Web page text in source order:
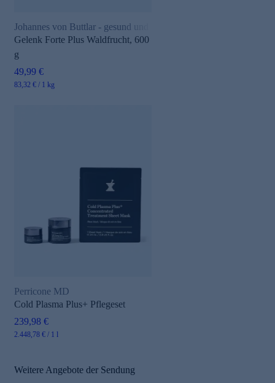
Johannes von Buttlar - gesund und aktiv
Gelenk Forte Plus Waldfrucht, 600
g
49,99 €
83,32 € / 1 kg
Perricone MD
Cold Plasma Plus+ Pflegeset
239,98 €
2.448,78 € / 1 l
Weitere Angebote der Sendung